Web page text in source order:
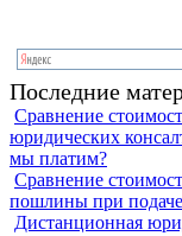
Последние
Сравнение
юридических
мы платим?
Сравнение
пошлины при
Дистанционная